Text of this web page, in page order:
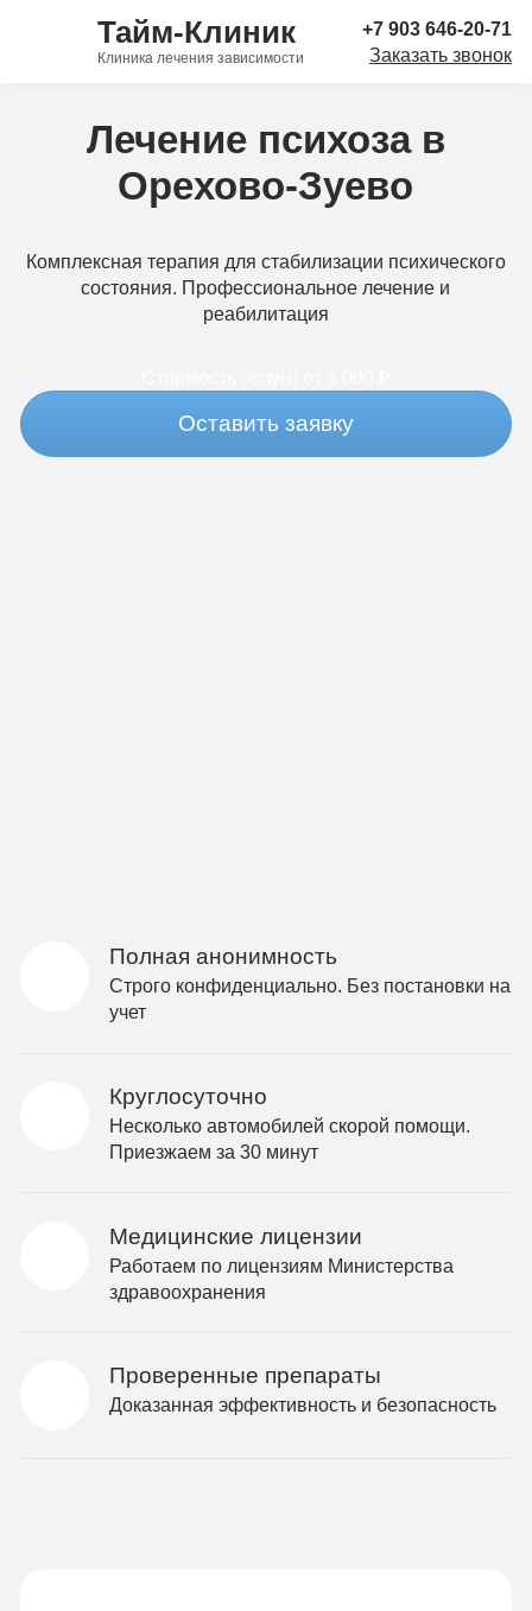
Тайм-Клиник
Клиника лечения зависимости
+7 903 646-20-71
Заказать звонок
Лечение психоза в
Орехово-Зуево
Комплексная терапия для стабилизации психического
состояния. Профессиональное лечение и
реабилитация
Оставить заявку
Полная анонимность
Строго конфиденциально. Без постановки на
учет
Круглосуточно
Несколько автомобилей скорой помощи.
Приезжаем за 30 минут
Медицинские лицензии
Работаем по лицензиям Министерства
здравоохранения
Проверенные препараты
Доказанная эффективность и безопасность